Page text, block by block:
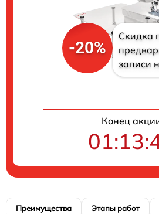
-20%
Скидка
записи
Конец
Преимущества Этапы работ